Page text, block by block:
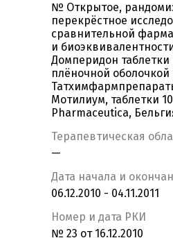
№ Открытое,
перекрёстное
сравнительной
и
Домперидон
плёночной оболочкой
Мотилиум, таблетки
Pharmaceutica,
Терапевтическая
—
Дата начала и
06.12.2010 - 04.11.2011
Номер и дата РКИ
№ 23 от 16.12.2010